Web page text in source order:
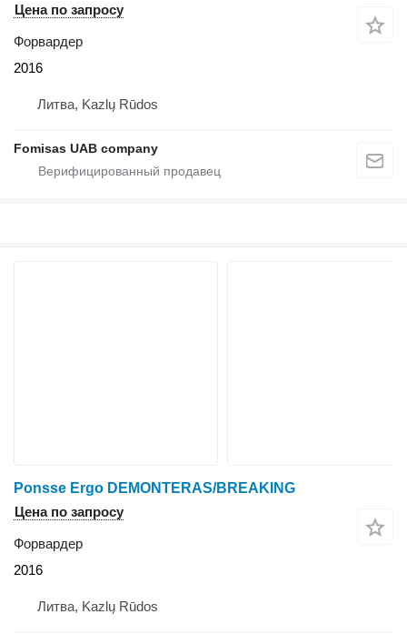
Цена по запросу
Форвардер
2016
Литва, Kazlų Rūdos
Fomisas UAB company
Ponsse Ergo DEMONTERAS/BREAKING
Цена по запросу
Форвардер
2016
Литва, Kazlų Rūdos